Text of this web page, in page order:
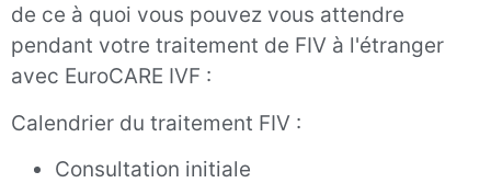
de ce à quoi vous pouvez vous attendre
pendant votre traitement de FIV à l'étranger
avec EuroCARE IVF :
Calendrier du traitement FIV :
Consultation initiale